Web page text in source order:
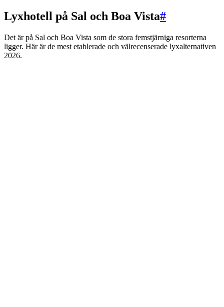
Lyxhotell på Sal och Boa Vista#
Det är på Sal och Boa Vista som de stora femstjärniga resorterna
ligger. Här är de mest etablerade och välrecenserade lyxalternativen
2026.